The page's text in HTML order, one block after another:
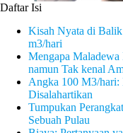
Daftar Isi
Kisah Nyata di
m3/hari
Mengapa Maladewa
namun Tak kenal
Angka 100 M3/hari:
Disalahartikan
Tumpukan
Sebuah Pulau